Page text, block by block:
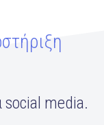
social media.